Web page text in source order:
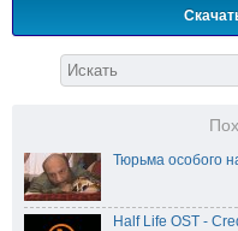
Тюрьма особого
Half Life OST -